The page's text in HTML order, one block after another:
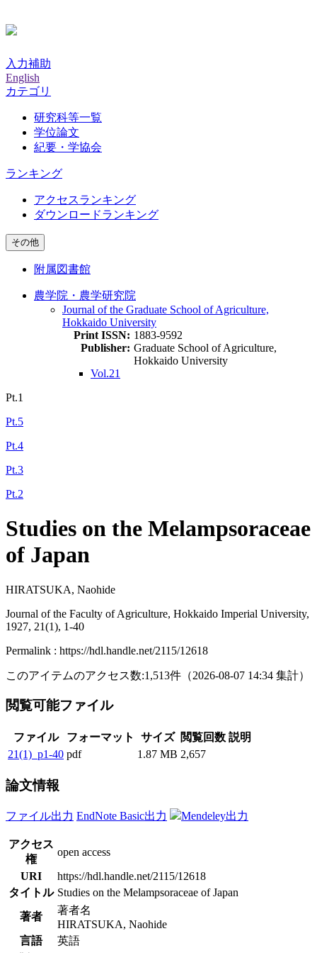
入力補助
English
カテゴリ
研究科等一覧
学位論文
紀要・学協会
ランキング
アクセスランキング
ダウンロードランキング
その他
附属図書館
農学院・農学研究院
Journal of the Graduate School of Agriculture,
Hokkaido University
Print ISSN: 1883-9592
Publisher: Graduate School of Agriculture,
Hokkaido University
Vol.21
Pt.1
Pt.5
Pt.4
Pt.3
Pt.2
Studies on the Melampsoraceae
of Japan
HIRATSUKA, Naohide
Journal of the Faculty of Agriculture, Hokkaido Imperial University,
1927, 21(1), 1-40
Permalink : https://hdl.handle.net/2115/12618
このアイテムのアクセス数:1,513件 （2026-08-07 14:34 集計）
閲覧可能ファイル
ファイル フォーマット サイズ 閲覧回数 説明
21(1)_p1-40 pdf 1.87 MB 2,657
論文情報
ファイル出力 EndNote Basic出力 Mendeley出力
アクセス
権
open access
URI
https://hdl.handle.net/2115/12618
タイトル Studies on the Melampsoraceae of Japan
著者
著者名
HIRATSUKA, Naohide
言語
英語